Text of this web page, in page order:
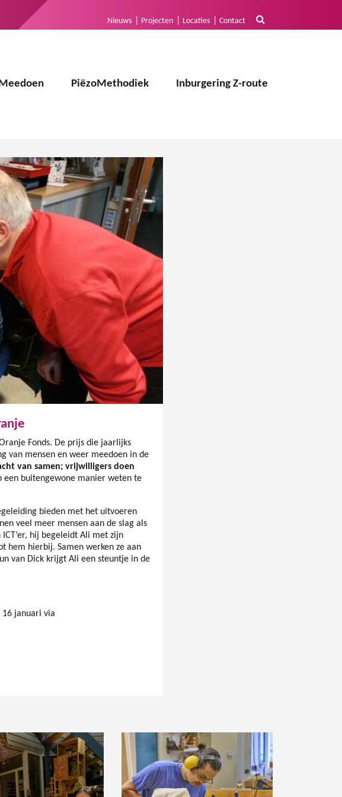
Nieuws Projecten Locaties Contact
PiëzoMethodiek Inburgering Z-route
Fonds. De prijs die jaarlijks
van mensen en weer meedoen in de
van samen; vrijwilligers doen
een buitengewone manier weten te
bieden met het uitvoeren
veel meer mensen aan de slag als
hij begeleidt Ali met zijn
hem hierbij. Samen werken ze aan
van Dick krijgt Ali een steuntje in de
16 januari via